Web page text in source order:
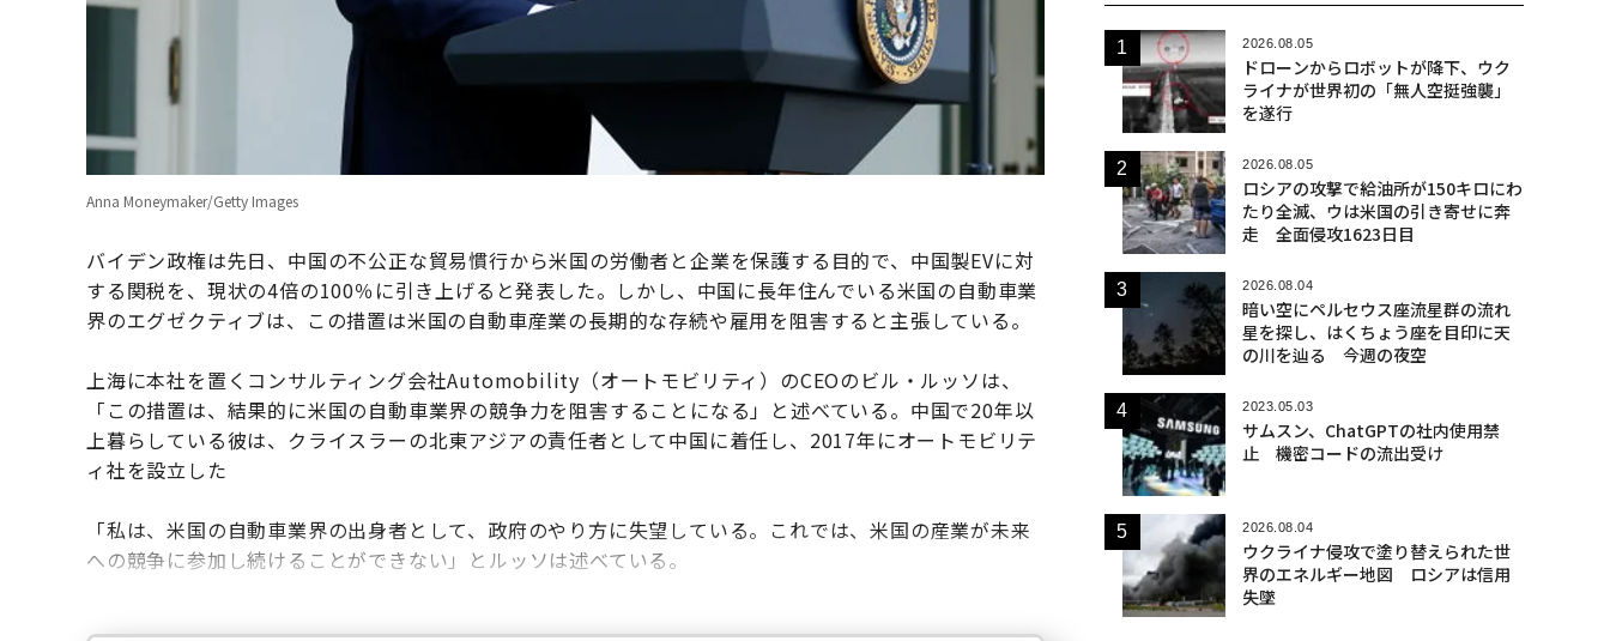
Anna Moneymaker/Getty Images
バイデン政権は先日、中国の不公正な貿易慣行から米国の労働者と企業を保護する目的で、中国製EVに対
する関税を、現状の4倍の100％に引き上げると発表した。しかし、中国に長年住んでいる米国の自動車業
界のエグゼクティブは、この措置は米国の自動車産業の長期的な存続や雇用を阻害すると主張している。
上海に本社を置くコンサルティング会社Automobility（オートモビリティ）のCEOのビル・ルッソは、
「この措置は、結果的に米国の自動車業界の競争力を阻害することになる」と述べている。中国で20年以
上暮らしている彼は、クライスラーの北東アジアの責任者として中国に着任し、2017年にオートモビリテ
ィ社を設立した
「私は、米国の自動車業界の出身者として、政府のやり方に失望している。これでは、米国の産業が未来
への競争に参加し続けることができない」とルッソは述べている。
2026.08.05
ドローンからロボットが降下、ウク
ライナが世界初の「無人空挺強襲」
を遂行
2026.08.05
ロシアの攻撃で給油所が150キロにわ
たり全滅、ウは米国の引き寄せに奔
走 全面侵攻1623日目
2026.08.04
暗い空にペルセウス座流星群の流れ
星を探し、はくちょう座を目印に天
の川を辿る 今週の夜空
2023.05.03
サムスン、ChatGPTの社内使用禁
止 機密コードの流出受け
2026.08.04
ウクライナ侵攻で塗り替えられた世
界のエネルギー地図 ロシアは信用
失墜